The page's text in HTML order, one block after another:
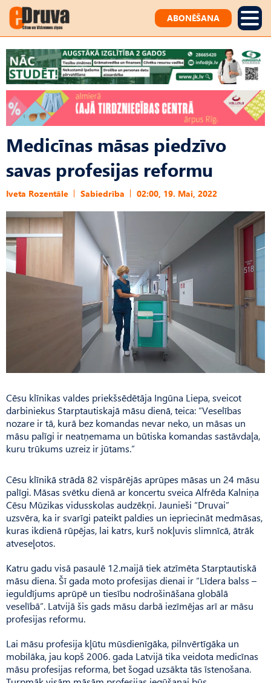
ABONĒŠANA
Medicīnas māsas piedzīvo
savas profesijas reformu
Iveta Rozentāle Sabiedrība 02:00, 19. Mai, 2022
Cēsu klīnikas valdes priekšsēdētāja Ingūna Liepa, sveicot
darbiniekus Starptautiskajā māsu dienā, teica: “Veselības
nozare ir tā, kurā bez komandas nevar neko, un māsas un
māsu palīgi ir neatņemama un būtiska komandas sastāvdaļa,
kuru trūkums uzreiz ir jūtams.”
Cēsu klīnikā strādā 82 vispārējās aprūpes māsas un 24 māsu
palīgi. Māsas svētku dienā ar koncertu sveica Alfrēda Kalniņa
Cēsu Mūzikas vidusskolas audzēkņi. Jaunieši “Druvai”
uzsvēra, ka ir svarīgi pateikt paldies un iepriecināt medmāsas,
kuras ikdienā rūpējas, lai katrs, kurš nokļuvis slimnīcā, ātrāk
atveseļotos.
Katru gadu visā pasaulē 12.maijā tiek atzīmēta Starptautiskā
māsu diena. Šī gada moto profesijas dienai ir “Līdera balss –
ieguldījums aprūpē un tiesību nodrošināšana globālā
veselībā”. Latvijā šis gads māsu darbā iezīmējas arī ar māsu
profesijas reformu.
Lai māsu profesija kļūtu mūsdienīgāka, pilnvērtīgāka un
mobilāka, jau kopš 2006. gada Latvijā tika veidota medicīnas
māsu profesijas reforma, bet šogad uzsākta tās īstenošana.